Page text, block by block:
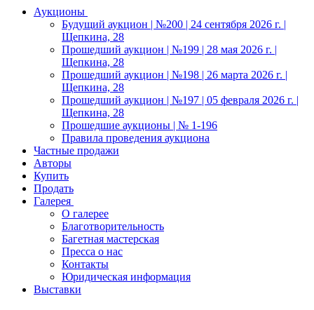
Аукционы
Будущий аукцион | №200 | 24 сентября 2026 г. |
Щепкина, 28
Прошедший аукцион | №199 | 28 мая 2026 г. |
Щепкина, 28
Прошедший аукцион | №198 | 26 марта 2026 г. |
Щепкина, 28
Прошедший аукцион | №197 | 05 февраля 2026 г. |
Щепкина, 28
Прошедшие аукционы | № 1-196
Правила проведения аукциона
Частные продажи
Авторы
Купить
Продать
Галерея
О галерее
Благотворительность
Багетная мастерская
Пресса о нас
Контакты
Юридическая информация
Выставки